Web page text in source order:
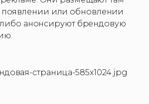
или обновлении
либо анонсируют брендовую